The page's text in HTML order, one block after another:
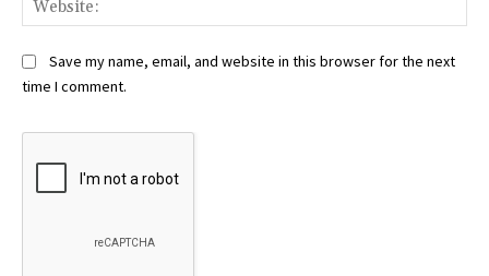
Save my name, email, and website in this browser for the next
time I comment.